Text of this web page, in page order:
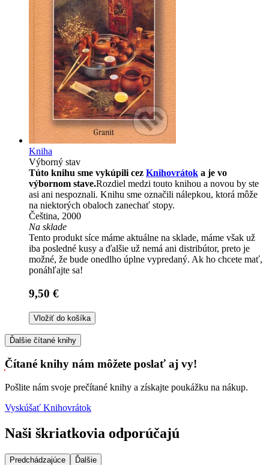
Kniha
Výborný stav
Túto knihu sme vykúpili cez Knihovrátok a je vo
výbornom stave.Rozdiel medzi touto knihou a novou by ste
asi ani nespoznali. Knihu sme označili nálepkou, ktorá môže
na niektorých obaloch zanechať stopy.
Čeština, 2000
Na sklade
Tento produkt síce máme aktuálne na sklade, máme však už
iba posledné kusy a ďalšie už nemá ani distribútor, preto je
možné, že bude onedlho úplne vypredaný. Ak ho chcete mať,
ponáhľajte sa!
9,50 €
Vložiť do košíka
Ďalšie čítané knihy
Čítané knihy nám môžete poslať aj vy!
Pošlite nám svoje prečítané knihy a získajte poukážku na nákup.
Vyskúšať Knihovrátok
Naši škriatkovia odporúčajú
Predchádzajúce Ďalšie